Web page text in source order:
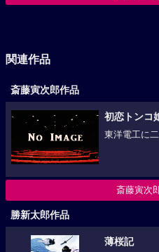
関連作品
斎藤寅次郎作品
初恋トンコ
東洋電工に
斎藤寅次
勝新太郎作品
薄桜記